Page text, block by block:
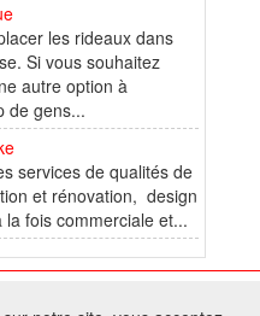
les rideaux dans
Si vous souhaitez
autre option à
de gens...
services de qualités de
et rénovation, design
fois commerciale et...